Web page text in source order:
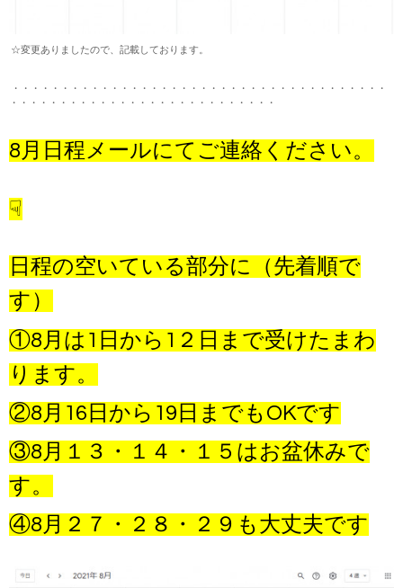
☆変更ありましたので、記載しております。
・・・・・・・・・・・・・・・・・・・・・・・・・・・・・・・・・・・・・・
・・・・・・・・・・・・・・・・・・・・・・・・・・・
8月日程メールにてご連絡ください。
☟
日程の空いている部分に（先着順で
す）
①8月は1日から1２日まで受けたまわ
ります。
②8月16日から19日までもOKです
③8月１３・１４・１５はお盆休みで
す。
④8月２７・２８・２９も大丈夫です